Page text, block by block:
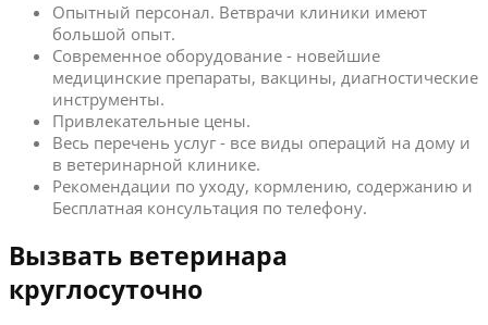
Опытный персонал. Ветврачи клиники имеют
большой опыт.
Современное оборудование - новейшие
медицинские препараты, вакцины, диагностические
инструменты.
Привлекательные цены.
Весь перечень услуг - все виды операций на дому и
в ветеринарной клинике.
Рекомендации по уходу, кормлению, содержанию и
Бесплатная консультация по телефону.
Вызвать ветеринара
круглосуточно